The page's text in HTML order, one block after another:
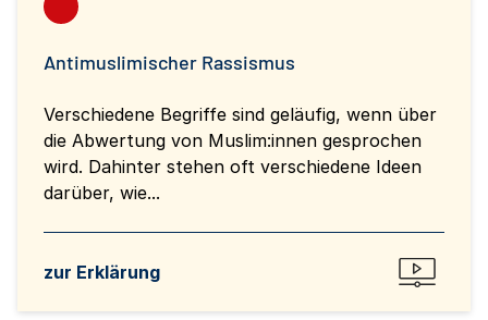
Antimuslimischer Rassismus
Verschiedene Begriffe sind geläufig, wenn über
die Abwertung von Muslim:innen gesprochen
wird. Dahinter stehen oft verschiedene Ideen
darüber, wie...
zur Erklärung